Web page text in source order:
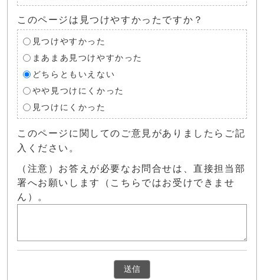
このページは見つけやすかったですか？
見つけやすかった
まあまあ見つけやすかった
どちらともいえない
やや見つけにくかった
見つけにくかった
このページに関してのご意見がありましたらご記
入ください。
（注意）お答えが必要なお問合せは、直接担当部
署へお願いします（こちらではお受けできませ
ん）。